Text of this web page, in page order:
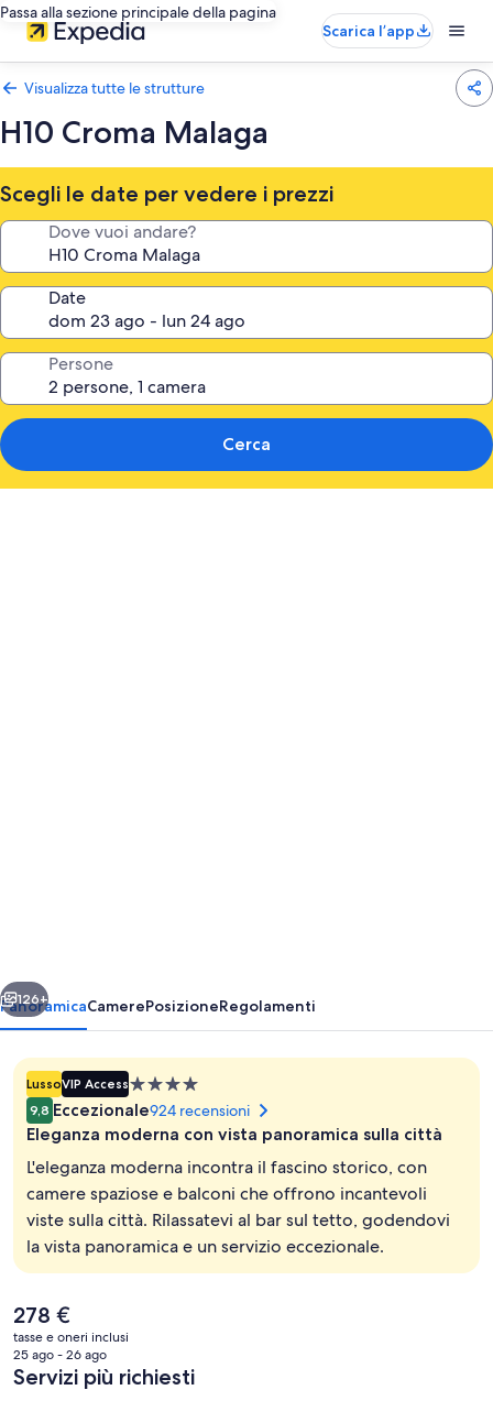
Passa alla sezione principale della pagina
Scarica l’app
Visualizza tutte le strutture
H10 Croma Malaga
Scegli le date per vedere i prezzi
Dove vuoi andare?
Date
Persone
Cerca
Ristorazione all'aperto
Avanti
126+
PanoramicaCamerePosizioneRegolamenti
LussoVIP AccessStruttura
a
4.0
9,8 Eccezionale924 recensioni
Eleganza moderna con vista panoramica sulla città
L'eleganza moderna incontra il fascino storico, con
camere spaziose e balconi che offrono incantevoli
viste sulla città. Rilassatevi al bar sul tetto, godendovi
la vista panoramica e un servizio eccezionale.
Il
prezzo
attuale
è
278 €
278 €
tasse e oneri inclusi
25 ago - 26 ago
Servizi più richiesti